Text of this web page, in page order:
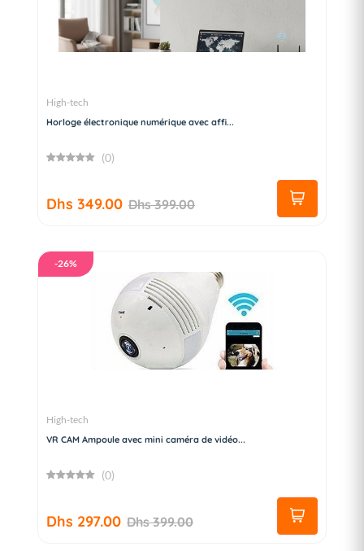
High-tech
Horloge électronique numérique avec affi...
(0)
Dhs 349.00 Dhs 399.00
-26%
High-tech
VR CAM Ampoule avec mini caméra de vidéo...
(0)
Dhs 297.00 Dhs 399.00